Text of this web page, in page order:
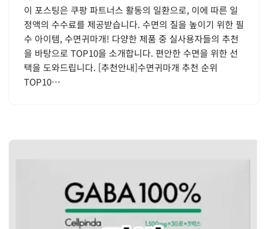
이 포스팅은 쿠팡 파트너스 활동의 일환으로, 이에 따른 일
정액의 수수료를 제공받습니다. 수면의 질을 높이기 위한 필
수 아이템, 수면귀마개! 다양한 제품 중 실사용자들의 추천
을 바탕으로 TOP10을 소개합니다. 편안한 수면을 위한 선
택을 도와드립니다. [추천안내]수면귀마개 추천 순위
TOP10…